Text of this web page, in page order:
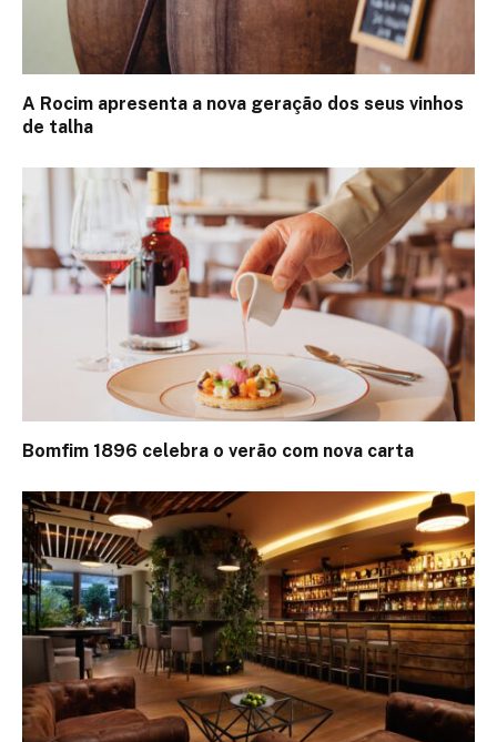
A Rocim apresenta a nova geração dos seus vinhos
de talha
Bomfim 1896 celebra o verão com nova carta